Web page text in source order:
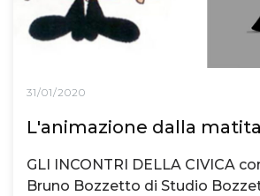
31/01/2020
L'animazione dalla
GLI INCONTRI DELLA CIVICA
Bruno Bozzetto di Studio